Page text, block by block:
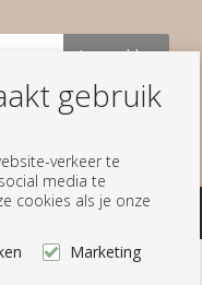
gebruik
verkeer te
media te
cookies als je onze
Marketing
Aanmelden